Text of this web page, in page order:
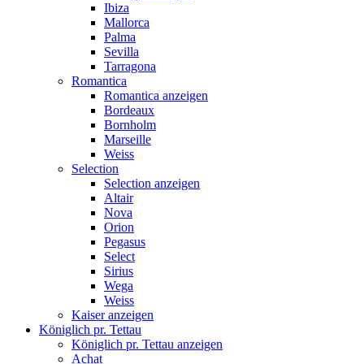
Ibiza
Mallorca
Palma
Sevilla
Tarragona
Romantica
Romantica anzeigen
Bordeaux
Bornholm
Marseille
Weiss
Selection
Selection anzeigen
Altair
Nova
Orion
Pegasus
Select
Sirius
Wega
Weiss
Kaiser anzeigen
Königlich pr. Tettau
Königlich pr. Tettau anzeigen
Achat